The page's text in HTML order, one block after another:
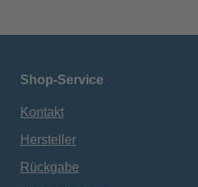
Shop-Service
Kontakt
Hersteller
Rückgabe